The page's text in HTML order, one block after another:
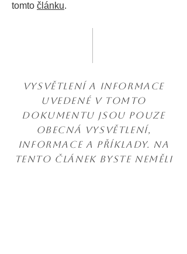
tomto článku.
Vysvětlení a informace
uvedené v tomto
dokumentu jsou pouze
obecná vysvětlení,
informace a příklady. Na
tento článek byste neměli